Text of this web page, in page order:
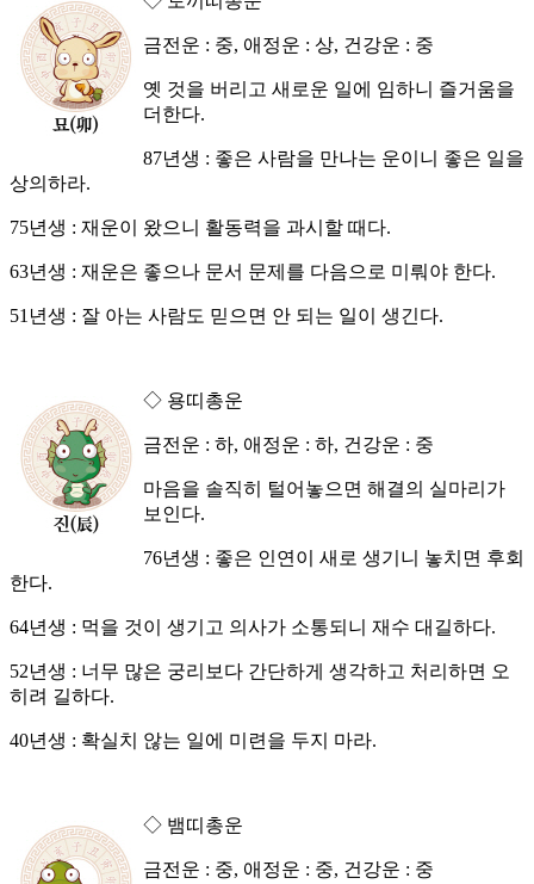
금전운 : 중, 애정운 : 상, 건강운 : 중
옛 것을 버리고 새로운 일에 임하니 즐거움을
더한다.
87년생 : 좋은 사람을 만나는 운이니 좋은 일을
상의하라.
75년생 : 재운이 왔으니 활동력을 과시할 때다.
63년생 : 재운은 좋으나 문서 문제를 다음으로 미뤄야 한다.
51년생 : 잘 아는 사람도 믿으면 안 되는 일이 생긴다.
◇ 용띠총운
금전운 : 하, 애정운 : 하, 건강운 : 중
마음을 솔직히 털어놓으면 해결의 실마리가
보인다.
76년생 : 좋은 인연이 새로 생기니 놓치면 후회
한다.
64년생 : 먹을 것이 생기고 의사가 소통되니 재수 대길하다.
52년생 : 너무 많은 궁리보다 간단하게 생각하고 처리하면 오
히려 길하다.
40년생 : 확실치 않는 일에 미련을 두지 마라.
◇ 뱀띠총운
금전운 : 중, 애정운 : 중, 건강운 : 중